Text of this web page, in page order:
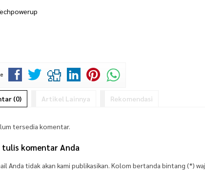
(0) Artikel Lainnya Rekomendasi
tersedia komentar.
tulis komentar Anda
Anda tidak akan kami publikasikan. Kolom bertanda bintang (*)